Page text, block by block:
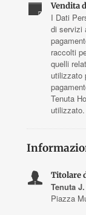
Vendita
I Dati
di servizi
raccolti
quelli
utilizzato
Tenuta
utilizzato.
Titolare
Tenuta
Piazza